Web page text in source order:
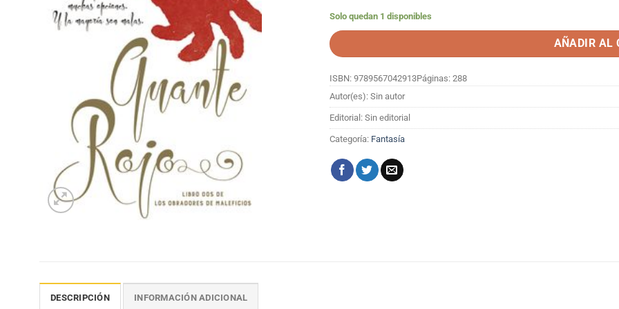
Solo quedan 1 disponibles
AÑADIR AL
ISBN: 9789567042913Páginas: 288
Autor(es): Sin autor
Editorial: Sin editorial
Categoría: Fantasía
DESCRIPCIÓN INFORMACIÓN ADICIONAL